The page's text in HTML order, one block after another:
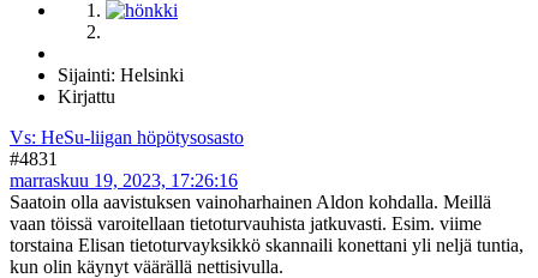
Sijainti: Helsinki
Kirjattu
Vs: HeSu-liigan höpötysosasto
#4831
marraskuu 19, 2023, 17:26:16
Saatoin olla aavistuksen vainoharhainen Aldon kohdalla. Meillä
vaan töissä varoitellaan tietoturvauhista jatkuvasti. Esim. viime
torstaina Elisan tietoturvayksikkö skannaili konettani yli neljä tuntia,
kun olin käynyt väärällä nettisivulla.